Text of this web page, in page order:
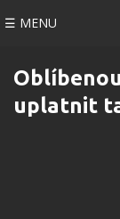
☰ MENU
uplatnit